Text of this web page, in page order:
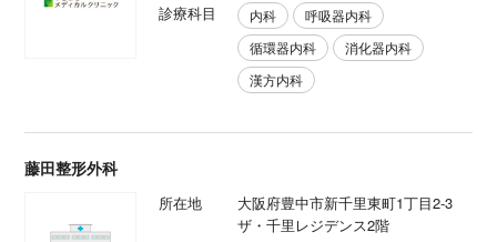
診療科目
内科
呼吸器内科
循環器内科
消化器内科
漢方内科
藤田整形外科
所在地
大阪府豊中市新千里東町1丁目2-3
ザ・千里レジデンス2階